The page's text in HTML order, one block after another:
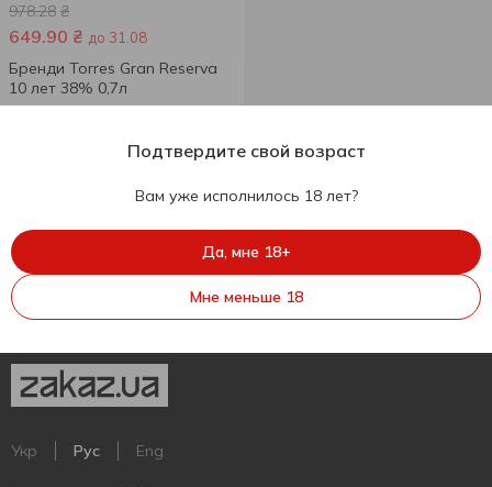
978.28 ₴
649.90 ₴ до 31.08
Бренди Torres Gran Reserva
10 лет 38% 0,7л
Укр Рус Eng
Подтвердите свой возраст
Вам уже исполнилось 18 лет?
Да, мне 18+
Мне меньше 18